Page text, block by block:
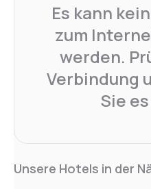
Es kann
zum
werden.
Verbindung
Sie
Unsere Hotels in der